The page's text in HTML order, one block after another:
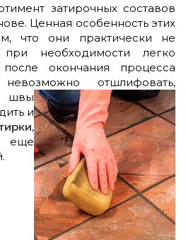
затирочных составов
Ценная особенность этих
что они практически не
необходимости легко
окончания процесса
отшлифовать,
и
,
еще